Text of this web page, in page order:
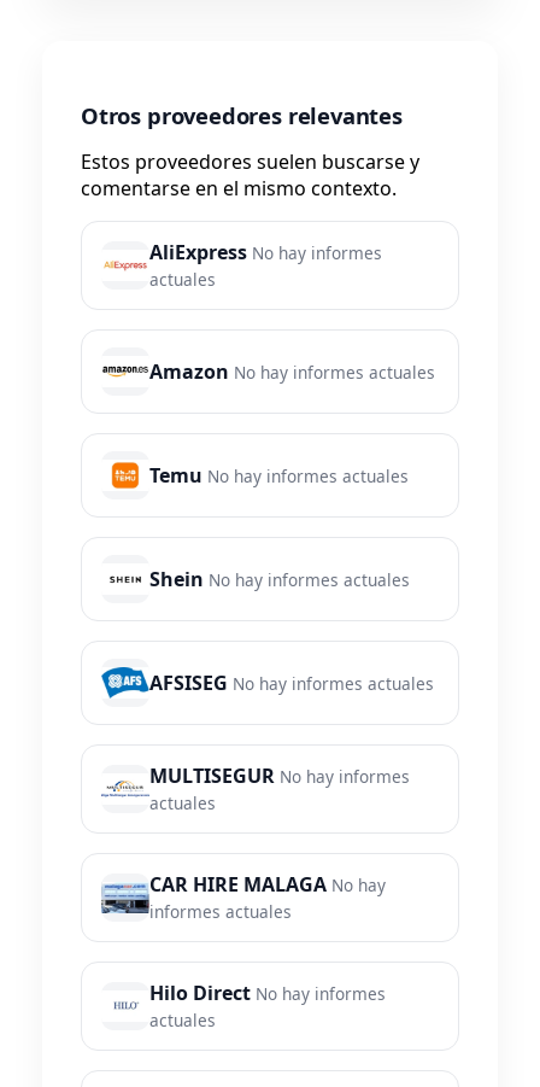
Otros proveedores relevantes
Estos proveedores suelen buscarse y
comentarse en el mismo contexto.
AliExpress No hay informes
actuales
Amazon No hay informes actuales
Temu No hay informes actuales
Shein No hay informes actuales
AFSISEG No hay informes actuales
MULTISEGUR No hay informes
actuales
CAR HIRE MALAGA No hay
informes actuales
Hilo Direct No hay informes
actuales